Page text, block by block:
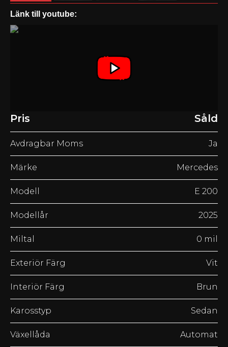
Länk till youtube:
Pris Såld
Avdragbar Moms Ja
Märke Mercedes
Modell E 200
Modellår 2025
Miltal 0 mil
Exteriör Färg Vit
Interiör Färg Brun
Karosstyp Sedan
Växellåda Automat